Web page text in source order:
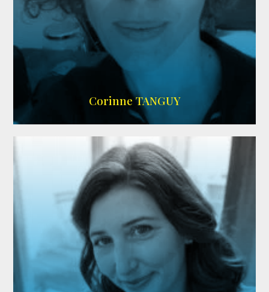
SITE OFFICIEL
Corinne TANGUY